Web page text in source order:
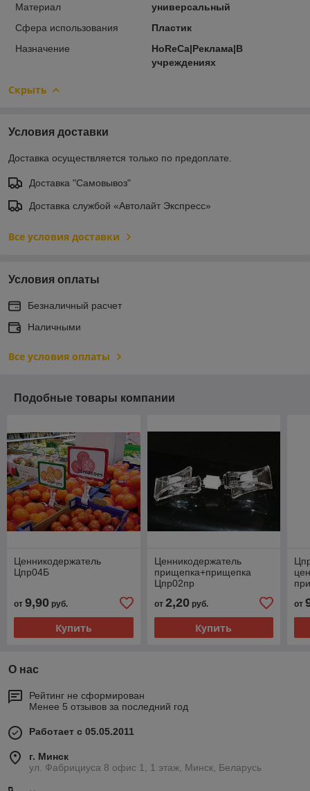
Материал
универсальный
Сфера использования
Пластик
Назначение
HoReCa|Реклама|В
учреждениях
Скрыть
Условия доставки
Доставка осуществляется только по предоплате.
Доставка "Самовывоз"
Доставка службой «Автолайт Экспресс»
Все условия доставки
Условия оплаты
Безналичный расчет
Наличными
Все условия оплаты
Подобные товары компании
Ценникодержатель
Цпр04Б
от 9,90 руб.
Купить
Ценникодержатель
прищепка+прищепка
Цпр02пр
от 2,20руб.
Купить
от
О нас
Рейтинг не сформирован
Менее 5 отзывов за последний год
Работает с 05.05.2011
г. Минск
ул. Фабрициуса 8 офис 1, 1 этаж, Минск, Беларусь